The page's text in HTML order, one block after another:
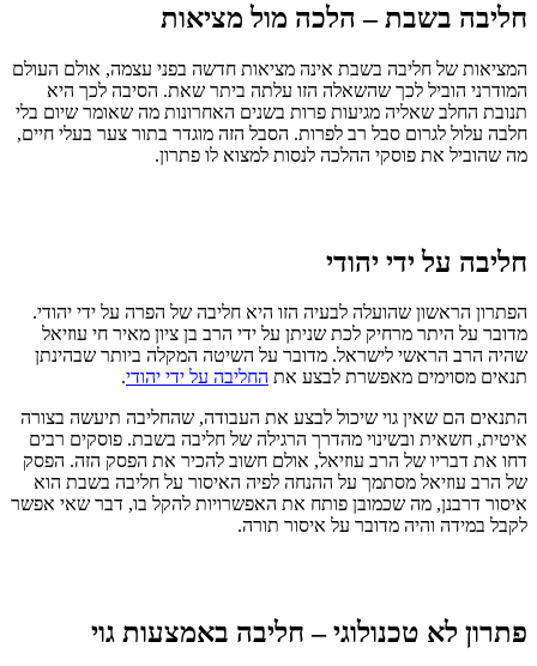
חליבה בשבת – הלכה מול מציאות
המציאות של חליבה בשבת אינה מציאות חדשה בפני עצמה, אולם העולם
המודרני הוביל לכך שהשאלה הזו עלתה ביתר שאת. הסיבה לכך היא
תנובת החלב שאליה מגיעות פרות בשנים האחרונות מה שאומר שיום בלי
חלבה עלול לגרום סבל רב לפרות. הסבל הזה מוגדר בתור צער בעלי חיים,
מה שהוביל את פוסקי ההלכה לנסות למצוא לו פתרון.
חליבה על ידי יהודי
הפתרון הראשון שהועלה לבעיה הזו היא חליבה של הפרה על ידי יהודי.
מדובר על היתר מרחיק לכת שניתן על ידי הרב בן ציון מאיר חי עוזיאל
שהיה הרב הראשי לישראל. מדובר על השיטה המקלה ביותר שבהינתן
תנאים מסוימים מאפשרת לבצע את החליבה על ידי יהודי.
התנאים הם שאין גוי שיכול לבצע את העבודה, שהחליבה תיעשה בצורה
איטית, חשאית ובשינוי מהדרך הרגילה של חליבה בשבת. פוסקים רבים
דחו את דבריו של הרב עוזיאל, אולם חשוב להכיר את הפסק הזה. הפסק
של הרב עוזיאל מסתמך על ההנחה לפיה האיסור על חליבה בשבת הוא
איסור דרבנן, מה שכמובן פותח את האפשרויות להקל בו, דבר שאי אפשר
לקבל במידה והיה מדובר על איסור תורה.
פתרון לא טכנולוגי – חליבה באמצעות גוי